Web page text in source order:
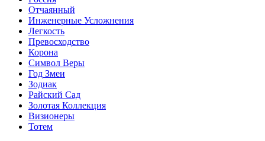
Отчаянный
Инженерные Усложнения
Легкость
Превосходство
Корона
Символ Веры
Год Змеи
Зодиак
Райский Сад
Золотая Коллекция
Визионеры
Тотем